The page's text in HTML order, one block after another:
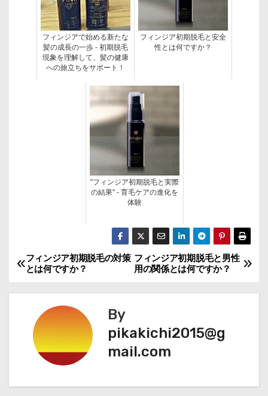
フィンジアで始める新たな
髪の成長の一歩 - 初期脱毛
現象を理解して、髪の健康
への旅立ちをサポート！
フィンジア初期脱毛と安全
性とは何ですか？
"フィンジア初期脱毛と実際
の結果" - 育毛ケアの進化を
体験
投
稿
ビ
ー
フィンジア初期脱毛と男性
用の関係とは何ですか？
フィンジア初期脱毛の対策
とは何ですか？
By
pikakichi2015@g
mail.com